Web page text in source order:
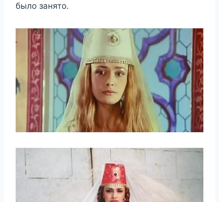
былo занятo.